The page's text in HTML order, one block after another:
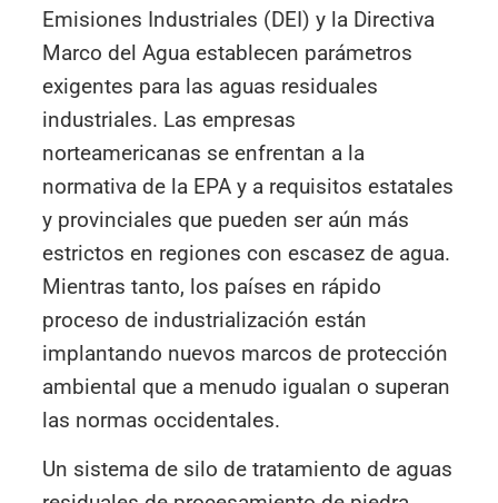
Emisiones Industriales (DEI) y la Directiva
Marco del Agua establecen parámetros
exigentes para las aguas residuales
industriales. Las empresas
norteamericanas se enfrentan a la
normativa de la EPA y a requisitos estatales
y provinciales que pueden ser aún más
estrictos en regiones con escasez de agua.
Mientras tanto, los países en rápido
proceso de industrialización están
implantando nuevos marcos de protección
ambiental que a menudo igualan o superan
las normas occidentales.
Un sistema de silo de tratamiento de aguas